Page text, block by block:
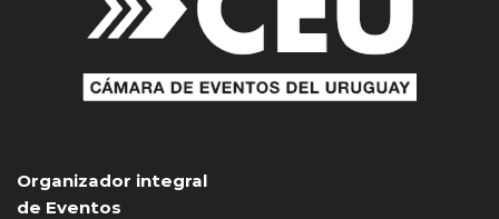
Organizador integral
de Eventos